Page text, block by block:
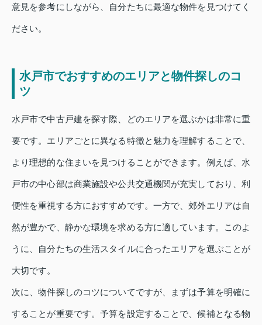
意見を参考にしながら、自分たちに最適な物件を見つけてく
ださい。
水戸市でおすすめのエリアと物件探しのコ
ツ
水戸市で中古戸建を探す際、どのエリアを選ぶかは非常に重
要です。エリアごとに異なる特徴と魅力を理解することで、
より理想的な住まいを見つけることができます。例えば、水
戸市の中心部は商業施設や公共交通機関が充実しており、利
便性を重視する方におすすめです。一方で、郊外エリアは自
然が豊かで、静かな環境を求める方に適しています。このよ
うに、自分たちの生活スタイルに合ったエリアを選ぶことが
大切です。
次に、物件探しのコツについてですが、まずは予算を明確に
することが重要です。予算を設定することで、候補となる物